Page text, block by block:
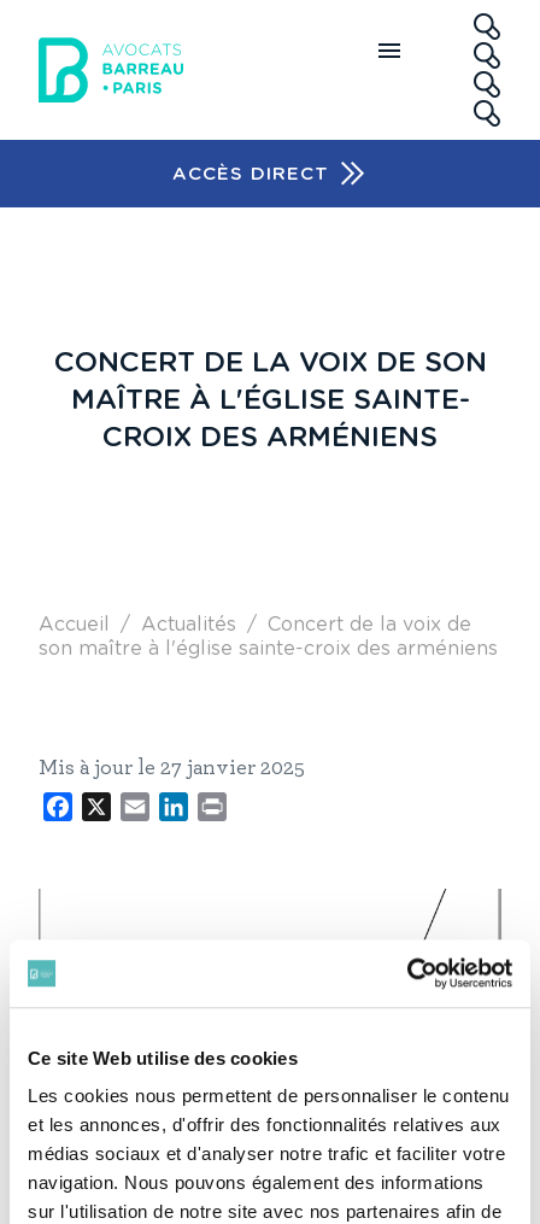
Ce site Web utilise des cookies
Les cookies nous permettent de personnaliser le contenu
et les annonces, d'offrir des fonctionnalités relatives aux
médias sociaux et d'analyser notre trafic et faciliter votre
navigation. Nous pouvons également des informations
sur l'utilisation de notre site avec nos partenaires afin de
ACCÈS DIRECT
CONCERT DE LA VOIX DE SON
MAÎTRE À L'ÉGLISE SAINTE-
CROIX DES ARMÉNIENS
Fil d'Ariane
Accueil Actualités
Concert de la voix de
son maître à l'église sainte-croix des arméniens
Mis à jour le 27 janvier 2025
Facebook
X Email LinkedIn